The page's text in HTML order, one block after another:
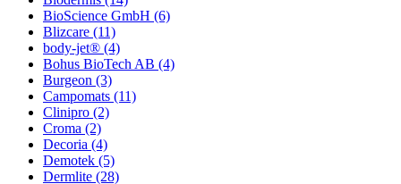
BioScience GmbH (6)
Blizcare (11)
body-jet® (4)
Bohus BioTech AB (4)
Burgeon (3)
Campomats (11)
Clinipro (2)
Croma (2)
Decoria (4)
Demotek (5)
Dermlite (28)